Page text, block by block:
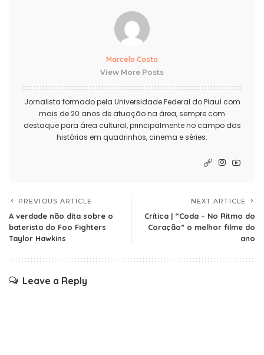
Marcelo Costa
View More Posts
Jornalista formado pela Universidade Federal do Piauí com
mais de 20 anos de atuação na área, sempre com
destaque para área cultural, principalmente no campo das
histórias em quadrinhos, cinema e séries.
PREVIOUS ARTICLE
A verdade não dita sobre o
baterista do Foo Fighters
Taylor Hawkins
NEXT ARTICLE
Crítica | “Coda – No Ritmo do
Coração” o melhor filme do
ano
Leave a Reply